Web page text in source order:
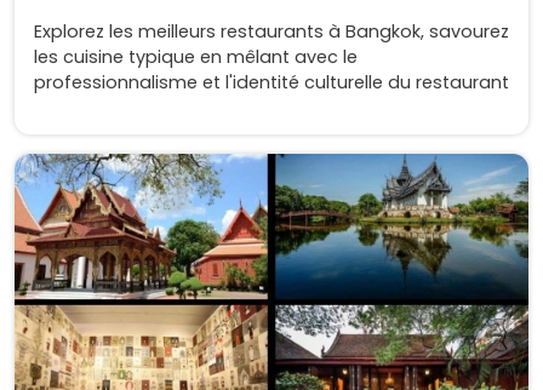
Explorez les meilleurs restaurants à Bangkok, savourez
les cuisine typique en mêlant avec le
professionnalisme et l'identité culturelle du restaurant